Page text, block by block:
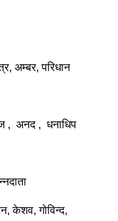
अम्बर, परिधान
, अनद , धनाधिप
केशव, गोविन्द,